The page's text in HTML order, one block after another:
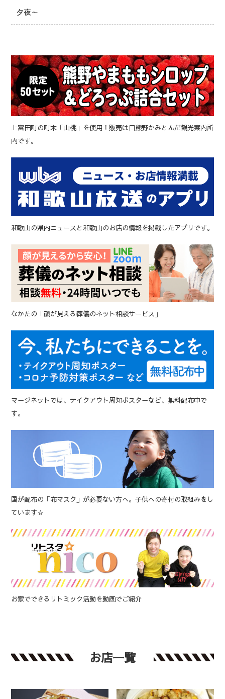
夕夜～
上富田町の町木「山桃」を使用！販売は口熊野かみとんだ観光案内所
内です。
和歌山の県内ニュースと和歌山のお店の情報を掲載したアプリです。
なかたの「顔が見える葬儀のネット相談サービス」
マージネットでは、テイクアウト周知ポスターなど、無料配布中で
す。
国が配布の「布マスク」が必要ない方へ。子供への寄付の取組みをし
ています☆
お家でできるリトミック活動を動画でご紹介
お店一覧